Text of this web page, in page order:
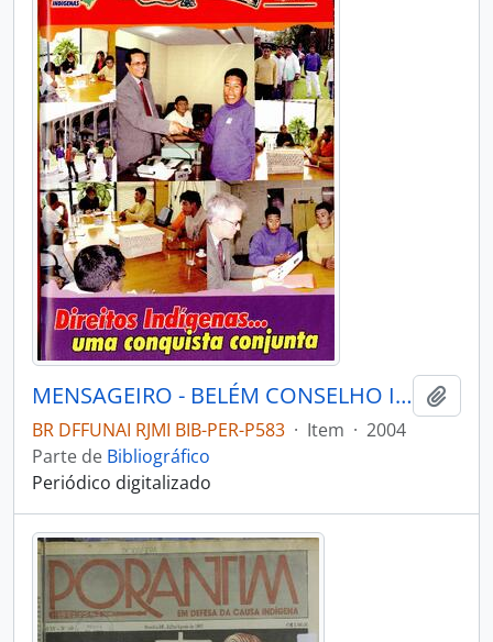
MENSAGEIRO - BELÉM CONSELHO INDIGENISTA MISSIONÁRIO - 2004 - Nº146
BR DFFUNAI RJMI BIB-PER-P583 · Item · 2004
Parte de Bibliográfico
Periódico digitalizado